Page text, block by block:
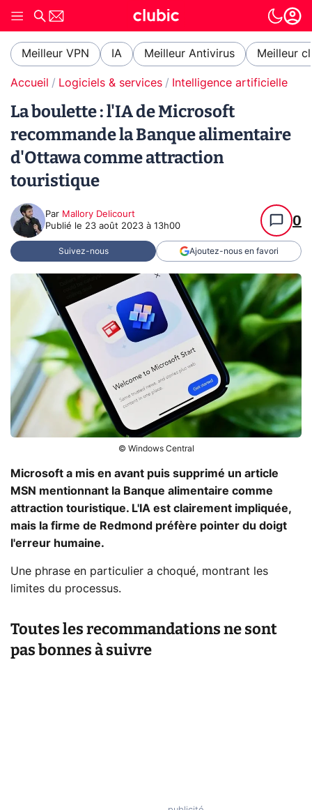
Meilleur VPN IA Meilleur Antivirus Meilleur
Accueil Logiciels & services Intelligence artificielle
La boulette : l'IA de Microsoft
recommande la Banque alimentaire
d'Ottawa comme attraction
touristique
Par Mallory Delicourt
Publié le 23 août 2023 à 13h00 0
Suivez-nous Ajoutez-nous en favori
© Windows Central
Microsoft a mis en avant puis supprimé un article
MSN mentionnant la Banque alimentaire comme
attraction touristique. L'IA est clairement impliquée,
mais la firme de Redmond préfère pointer du doigt
l'erreur humaine.
Une phrase en particulier a choqué, montrant les
limites du processus.
Toutes les recommandations ne sont
pas bonnes à suivre